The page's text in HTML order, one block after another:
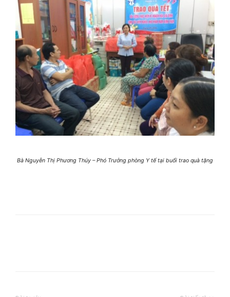
Bà Nguyễn Thị Phương Thúy – Phó Trưởng phòng Y tế tại buổi trao quà tặng